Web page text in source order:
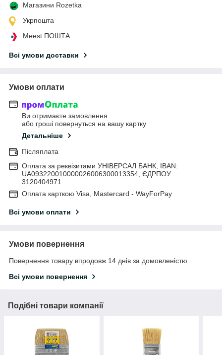
Магазини Rozetka
Укрпошта
Meest ПОШТА
Всі умови доставки
Умови оплати
Ви отримаєте замовлення
або гроші повернуться на вашу картку
Детальніше
Післяплата
Оплата за реквізитами УНІВЕРСАЛ БАНК, IBAN:
UA093220010000026006300013354, ЄДРПОУ:
3120404971
Оплата карткою Visa, Mastercard - WayForPay
Всі умови оплати
Умови повернення
Повернення товару впродовж 14 днів за домовленістю
Всі умови повернення
Подібні товари компанії